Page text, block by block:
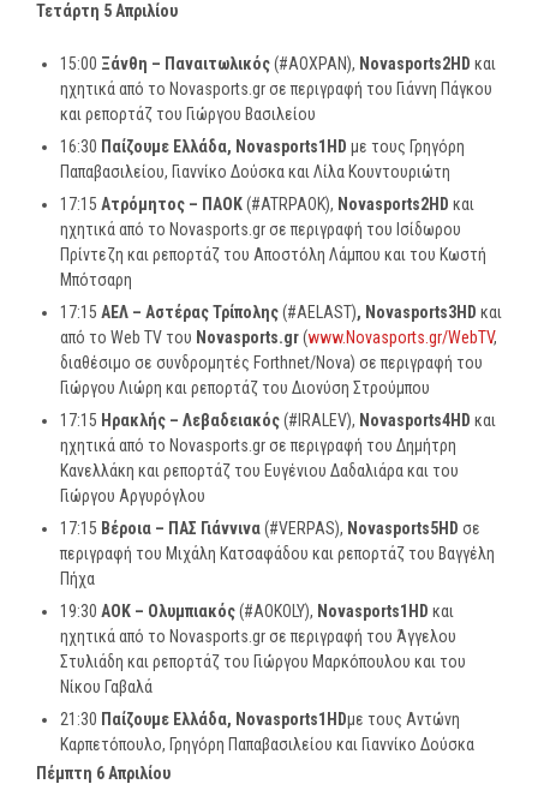
Τετάρτη 5 Απριλίου
15:00 Ξάνθη – Παναιτωλικός(#AOXPAN), Novasports2HD και
ηχητικά από το Novasports.gr σε περιγραφή του Γιάννη Πάγκου
και ρεπορτάζ του Γιώργου Βασιλείου
16:30 Παίζουμε Ελλάδα, Novasports1 HD με τους Γρηγόρη
Παπαβασιλείου, Γιαννίκο Δούσκα και Λίλα Κουντουριώτη
17:15 Ατρόμητος – ΠΑΟΚ(#ATRPAOK), Novasports2HD και
ηχητικά από το Novasports.gr σε περιγραφή του Ισίδωρου
Πρίντεζη και ρεπορτάζ του Αποστόλη Λάμπου και του Κωστή
Μπότσαρη
17:15 ΑΕΛ – Αστέρας Τρίπολης(#AELAST), Novasports3HD και
από το Web TV του Novasports.gr(www.Novasports.gr/WebTV,
διαθέσιμο σε συνδρομητές Forthnet/Nova) σε περιγραφή του
Γιώργου Λιώρη και ρεπορτάζ του Διονύση Στρούμπου
17:15 Ηρακλής – Λεβαδειακός(#IRALEV), Novasports4HD και
ηχητικά από το Novasports.gr σε περιγραφή του Δημήτρη
Κανελλάκη και ρεπορτάζ του Ευγένιου Δαδαλιάρα και του
Γιώργου Αργυρόγλου
17:15 Βέροια – ΠΑΣ Γιάννινα(#VERPAS), Novasports5HD σε
περιγραφή του Μιχάλη Κατσαφάδου και ρεπορτάζ του Βαγγέλη
Πήχα
19:30 ΑΟΚ – Ολυμπιακός(#AOKOLY), Novasports1 HD και
ηχητικά από το Novasports.gr σε περιγραφή του Άγγελου
Στυλιάδη και ρεπορτάζ του Γιώργου Μαρκόπουλου και του
Νίκου Γαβαλά
21:30 Παίζουμε Ελλάδα, Novasports1 HDμε τους Αντώνη
Καρπετόπουλο, Γρηγόρη Παπαβασιλείου και Γιαννίκο Δούσκα
Πέμπτη 6 Απριλίου